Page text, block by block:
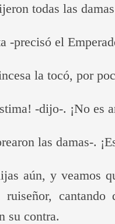
todas las
-precisó el
la tocó, por
-dijo-. ¡No es
las damas-.
aún, y veamos
ruiseñor,
su contra.